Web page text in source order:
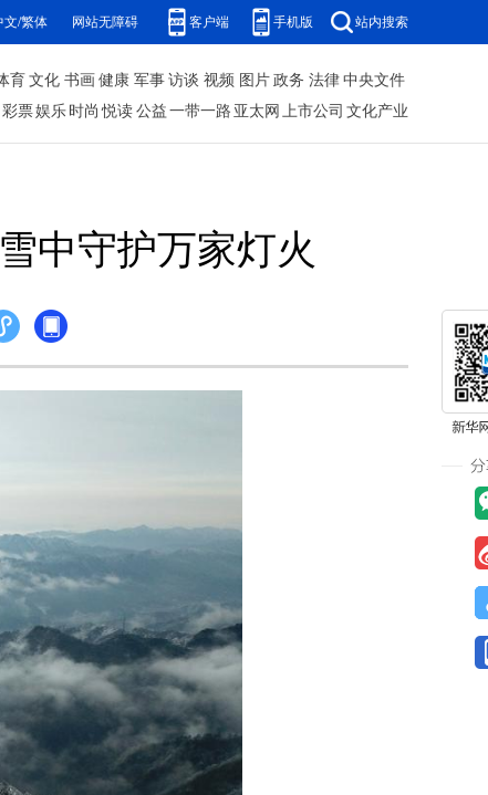
文/繁体 网站无障碍 客户端 手机版 站内搜索
育 文化 书画 健康 军事 访谈 视频 图片 政务 法律 中央文件
彩票娱乐 时尚 悦读 公益 一带一路 亚太网 上市公司 文化产业
中守护万家灯火